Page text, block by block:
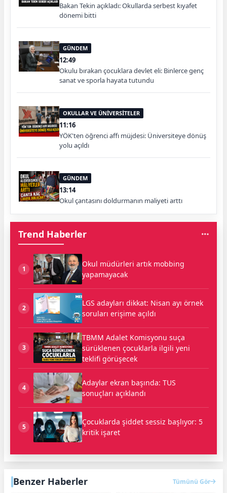
Bakan Tekin açıkladı: Okullarda serbest kıyafet
dönemi bitti
GÜNDEM
12:49
Okulu bırakan çocuklara devlet eli: Binlerce genç
sanat ve sporla hayata tutundu
OKULLAR VE ÜNİVERSİTELER
11:16
YÖK'ten öğrenci affı müjdesi: Üniversiteye dönüş
yolu açıldı
GÜNDEM
13:14
Okul çantasını doldurmanın maliyeti arttı
Trend Haberler
1
Okul müdürleri artık mobbing
yapamayacak
2
LGS adayları dikkat: Nisan ayı örnek
soruları erişime açıldı
3
TBMM Adalet Komisyonu suça
sürüklenen çocuklarla ilgili yeni
teklifi görüşecek
4
Adaylar ekran başında: TUS
sonuçları açıklandı
5
Çocuklarda şiddet sessiz başlıyor: 5
kritik işaret
Benzer Haberler Tümünü Gör